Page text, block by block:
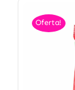
Oferta!